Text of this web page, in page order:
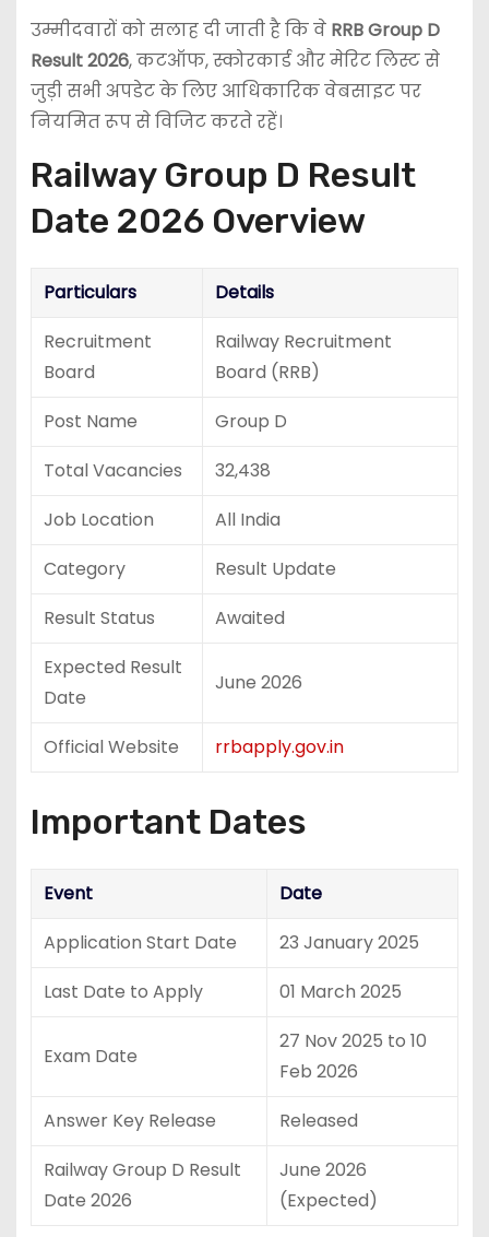
उम्मीदवारों को सलाह दी जाती है कि वे RRB Group D
Result 2026, कटऑफ, स्कोरकार्ड और मेरिट लिस्ट से
जुड़ी सभी अपडेट के लिए आधिकारिक वेबसाइट पर
नियमित रूप से विजिट करते रहें।
Railway Group D Result
Date 2026 Overview
Particulars
Details
Recruitment
Board
Railway Recruitment
Board (RRB)
Post Name
Group D
Total Vacancies
32,438
Job Location
All India
Category
Result Update
Result Status
Awaited
Expected Result
Date
June 2026
Official Website rrbapply.gov.in
Important Dates
Event
Date
Application Start Date
23 January 2025
Last Date to Apply
01 March 2025
Exam Date
27 Nov 2025 to 10
Feb 2026
Answer Key Release
Released
Railway Group D Result
Date 2026
June 2026
(Expected)